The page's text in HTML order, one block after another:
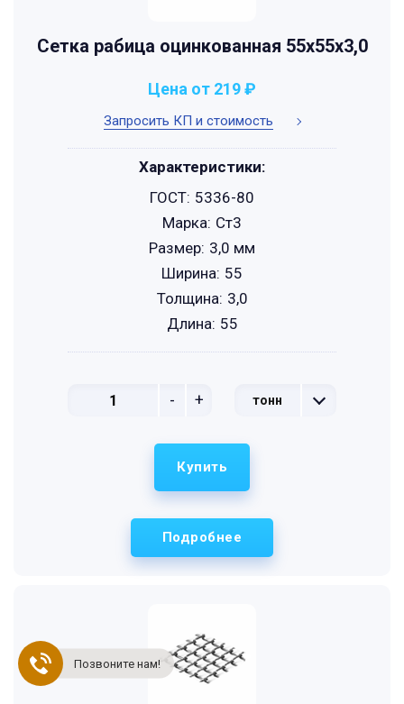
Сетка рабица оцинкованная 55х55х3,0
Запросить КП и стоимость
Цена от 219 ₽
- + тонн
Характеристики:
ГОСТ: 5336-80
Марка: Ст3
Размер: 3,0 мм
Ширина: 55
Толщина: 3,0
Длина: 55
Подробнее
Купить
Позвоните нам!